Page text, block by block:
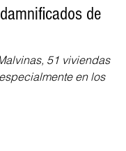
de
51 viviendas
en los